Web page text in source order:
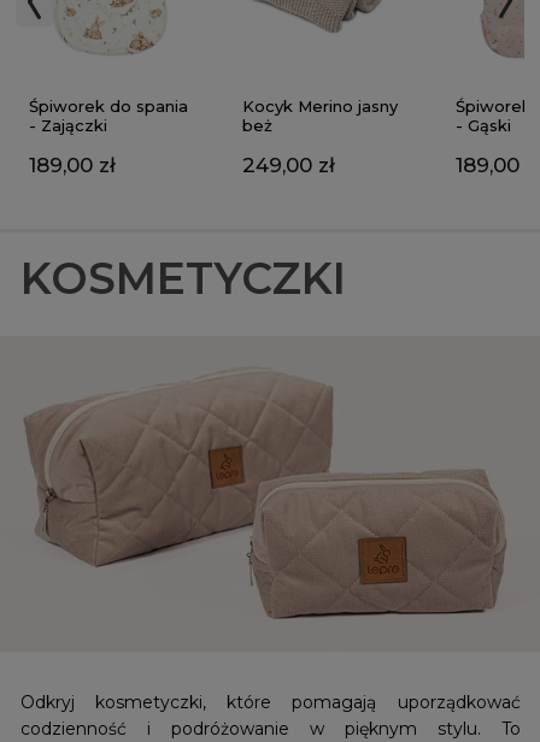
Śpiworek do spania
- Zajączki
189,00 zł
Kocyk Merino jasny
beż
249,00 zł
Śpiworek
- Gąski
189,00
KOSMETYCZKI
Odkryj kosmetyczki, które pomagają uporządkować
codzienność i podróżowanie w pięknym stylu. To